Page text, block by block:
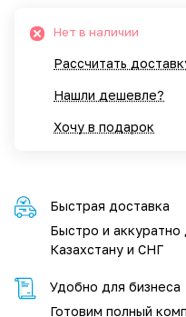
Нет в наличии
Рассчитать
Нашли дешевле?
Хочу в подарок
Быстрая доставка
Быстро и аккуратно
Казахстану и СНГ
Удобно для бизнеса
Готовим полный